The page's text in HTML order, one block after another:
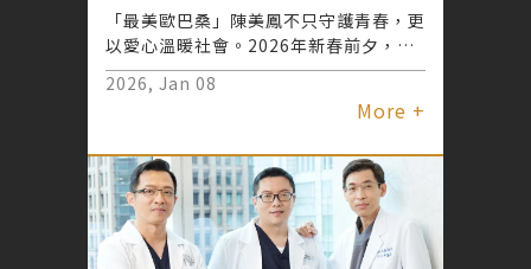
「最美歐巴桑」陳美鳳不只守護青春，更
以愛心溫暖社會。2026年新春前夕，君
綺醫美團隊與代言人陳美鳳親訪大愛護理
之家，透過歌聲與陪伴，將關懷送到長輩
心中。君綺醫美總經理郭珮甄與團隊以實
具」的美麗能量傳遞到社會每個角落。
2026, Jan 08
More +